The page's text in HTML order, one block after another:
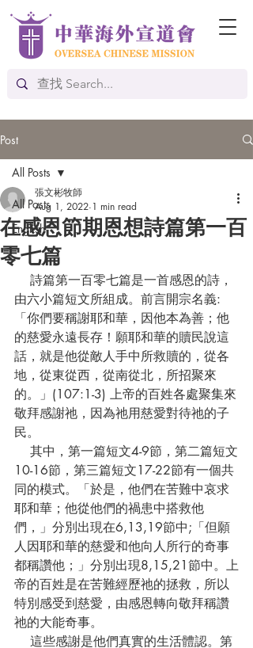
Post
All Posts
English
All Posts
在感恩節期恩想詩篇第一百
零七篇
張文彬牧師
Aug 1, 2022 1 min read
由六小篇短文所組成。前言開宗名義:
「你們要稱謝耶和華，因他本為善；他
的慈愛永遠長存！願耶和華的贖民說這
話，就是他從敵人手中所救贖的，從各
地，從東從西，從南從北，所招聚來
的。」(107:1-3) 上帝的百姓各處聚集來
敬拜感謝祂，因為祂用慈愛對待祂的子
民。
10-16節，第三篇短文17-22節有一個共
同的模式。「於是，他們在苦難中哀求
耶和華；他從他們的禍患中搭救他
們，」分別出現在6,13,19節中;「但願
人因耶和華的慈愛和他向人所行的奇事
都稱讚他；」分別出現8,15,21節中。上
帝的百姓是在苦難經歷祂的拯救，所以
特別感受到慈愛，由感恩轉向敬拜稱讚
祂的大能奇事。